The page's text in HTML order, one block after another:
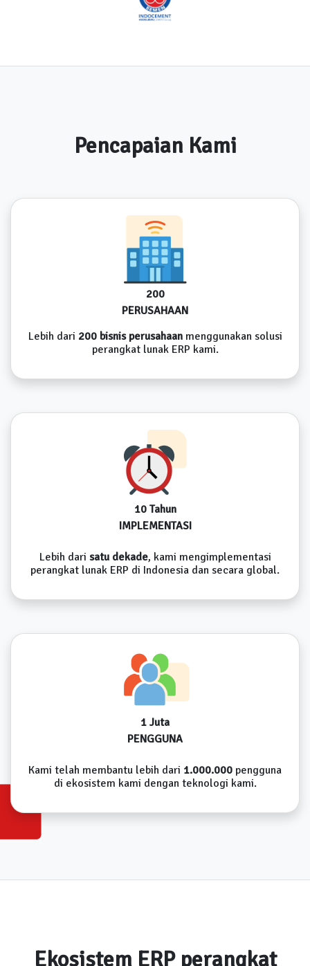
Pencapaian Kami
200
PERUSAHAAN
Lebih dari 200 bisnis perusahaanmenggunakan solusi
perangkat lunak ERP kami.
10 Tahun
IMPLEMENTASI
Lebih dari satu dekade, kami mengimplementasi
perangkat lunak ERP di Indonesia dan secara global.
1 Juta
PENGGUNA
Kami telah membantu lebih dari 1.000.000 pengguna
di ekosistem kami dengan teknologi kami.
Ekosistem ERP perangkat